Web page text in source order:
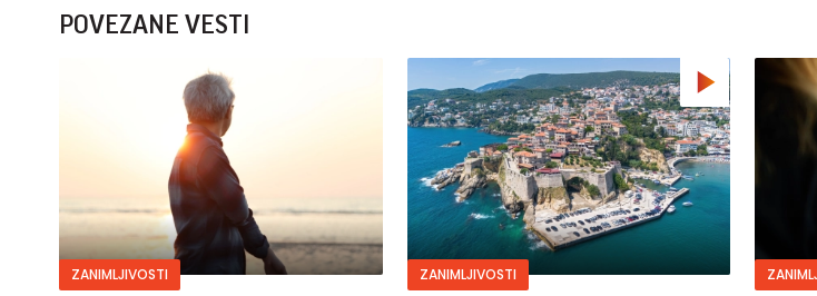
POVEZANE VESTI
ZANIMLJIVOSTI ZANIMLJIVOSTI